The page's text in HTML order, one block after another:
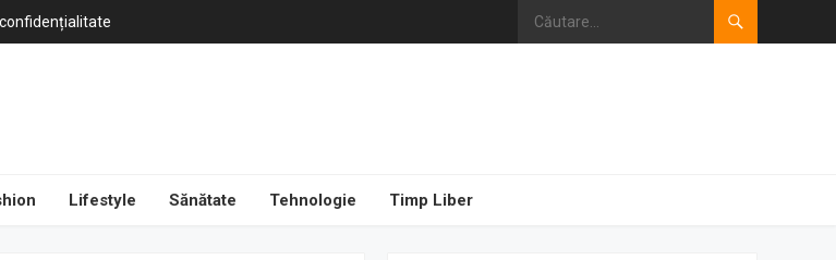
Lifestyle Sănătate Tehnologie Timp Liber